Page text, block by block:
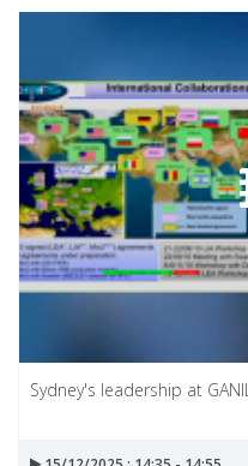
Sydney's leadership at GANIL